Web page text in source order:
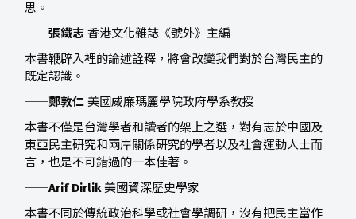
思。
──張鐵志 香港文化雜誌《號外》主編
本書鞭辟入裡的論述詮釋，將會改變我們對於台灣民主的
既定認識。
──鄭敦仁 美國威廉瑪麗學院政府學系教授
本書不僅是台灣學者和讀者的架上之選，對有志於中國及
東亞民主研究和兩岸關係研究的學者以及社會運動人士而
言，也是不可錯過的一本佳著。
──Arif Dirlik美國資深歷史學家
本書不同於傳統政治科學或社會學調研，沒有把民主當作